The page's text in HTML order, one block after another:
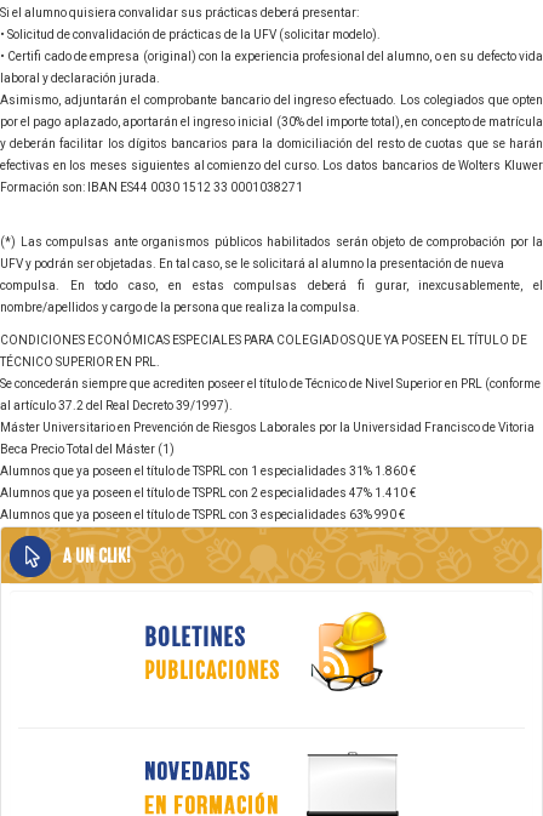
Si el alumno quisiera convalidar sus prácticas deberá presentar:
• Solicitud de convalidación de prácticas de la UFV (solicitar modelo).
• Certifi cado de empresa (original) con la experiencia profesional del alumno, o en su defecto vida
laboral y declaración jurada.
Asimismo, adjuntarán el comprobante bancario del ingreso efectuado. Los colegiados que opten
por el pago aplazado, aportarán el ingreso inicial (30% del importe total), en concepto de matrícula
y deberán facilitar los dígitos bancarios para la domiciliación del resto de cuotas que se harán
efectivas en los meses siguientes al comienzo del curso. Los datos bancarios de Wolters Kluwer
Formación son: IBAN ES44 0030 1512 33 0001038271
(*) Las compulsas ante organismos públicos habilitados serán objeto de comprobación por la
UFV y podrán ser objetadas. En tal caso, se le solicitará al alumno la presentación de nueva
compulsa. En todo caso, en estas compulsas deberá fi gurar, inexcusablemente, el
nombre/apellidos y cargo de la persona que realiza la compulsa.
CONDICIONES ECONÓMICAS ESPECIALES PARA COLEGIADOS QUE YA POSEEN EL TÍTULO DE
TÉCNICO SUPERIOR EN PRL.
Se concederán siempre que acrediten poseer el título de Técnico de Nivel Superior en PRL (conforme
al artículo 37.2 del Real Decreto 39/1997).
Máster Universitario en Prevención de Riesgos Laborales por la Universidad Francisco de Vitoria
Beca Precio Total del Máster (1)
Alumnos que ya poseen el título de TSPRL con 1 especialidades 31% 1.860 €
Alumnos que ya poseen el título de TSPRL con 2 especialidades 47% 1.410 €
Alumnos que ya poseen el título de TSPRL con 3 especialidades 63% 990 €
A UN CLIK!